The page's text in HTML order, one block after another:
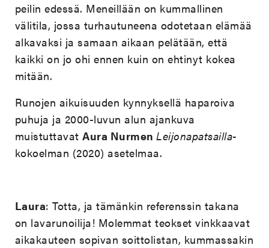
peilin edessä. Meneillään on kummallinen
välitila, jossa turhautuneena odotetaan elämää
alkavaksi ja samaan aikaan pelätään, että
kaikki on jo ohi ennen kuin on ehtinyt kokea
mitään.
Runojen aikuisuuden kynnyksellä haparoiva
puhuja ja 2000-luvun alun ajankuva
muistuttavatAura NurmenLeijonapatsailla-
kokoelman (2020) asetelmaa.
Laura: Totta, ja tämänkin referenssin takana
on lavarunoilija! Molemmat teokset vinkkaavat
aikakauteen sopivan soittolistan, kummassakin